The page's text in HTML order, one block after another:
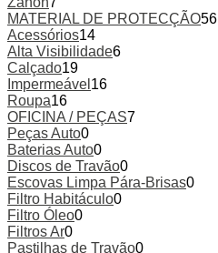
MATERIAL DE PROTECÇÃO56
Acessórios14
Alta Visibilidade6
Calçado19
Impermeável 16
Roupa16
OFICINA / PEÇAS7
Peças Auto0
Baterias Auto0
Discos de Travão0
Escovas Limpa Pára-Brisas0
Filtro Habitáculo0
Filtro Óleo0
Filtros Ar0
Pastilhas de Travão0